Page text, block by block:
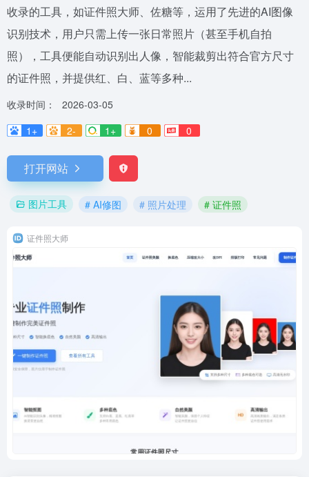
收录的工具，如证件照大师、佐糖等，运用了先进的AI图像
识别技术，用户只需上传一张日常照片（甚至手机自拍
照），工具便能自动识别出人像，智能裁剪出符合官方尺寸
的证件照，并提供红、白、蓝等多种...
收录时间：
2026-03-05
1+
2- 1+ 0 0
打开网站
图片工具 # AI修图 # 照片处理 # 证件照
证件照大师